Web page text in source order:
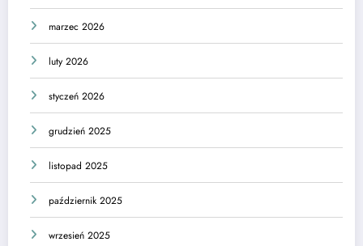
marzec 2026
luty 2026
styczeń 2026
grudzień 2025
listopad 2025
październik 2025
wrzesień 2025